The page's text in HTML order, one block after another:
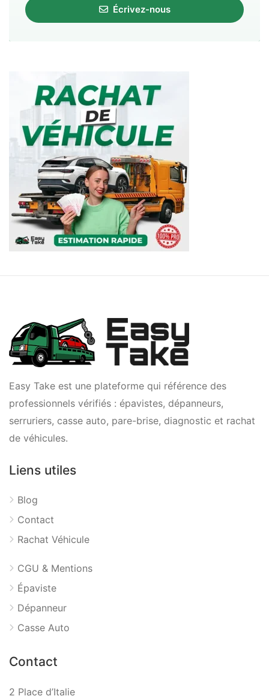
Écrivez-nous
Easy Take est une plateforme qui référence des
professionnels vérifiés : épavistes, dépanneurs,
serruriers, casse auto, pare-brise, diagnostic et rachat
de véhicules.
Liens utiles
Blog
Contact
Rachat Véhicule
CGU & Mentions
Épaviste
Dépanneur
Casse Auto
Contact
2 Place d’Italie